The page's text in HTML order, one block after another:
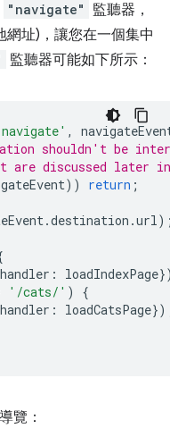
"navigate"
監聽器，
址)，讓您在一個集中
監聽器可能如下所示：
,
shouldn't be
are discussed later
)) return ;
.destination .url
handler : loadIndexPage
'/cats/' )
{
handler : loadCatsPage
覽：